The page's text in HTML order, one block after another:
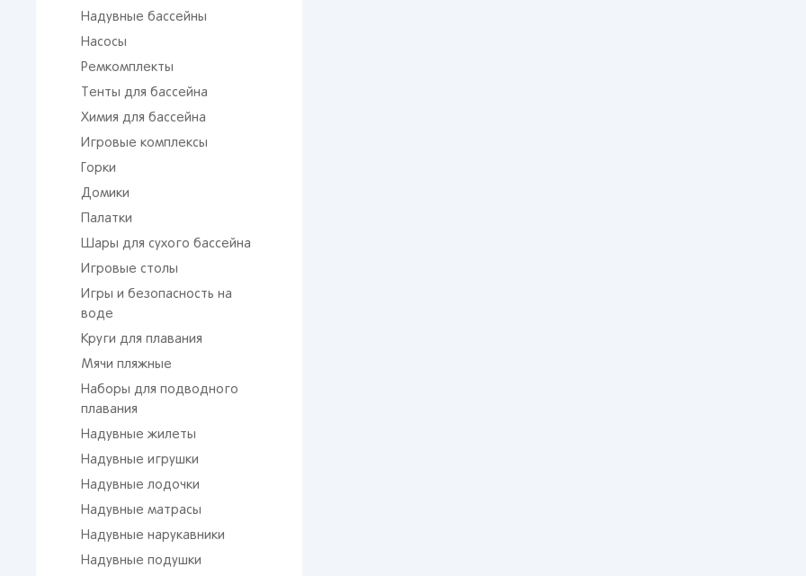
Надувные бассейны
Насосы
Ремкомплекты
Тенты для бассейна
Химия для бассейна
Игровые комплексы
Горки
Домики
Палатки
Шары для сухого бассейна
Игровые столы
Игры и безопасность на
воде
Круги для плавания
Мячи пляжные
Наборы для подводного
плавания
Надувные жилеты
Надувные игрушки
Надувные лодочки
Надувные матрасы
Надувные нарукавники
Надувные подушки